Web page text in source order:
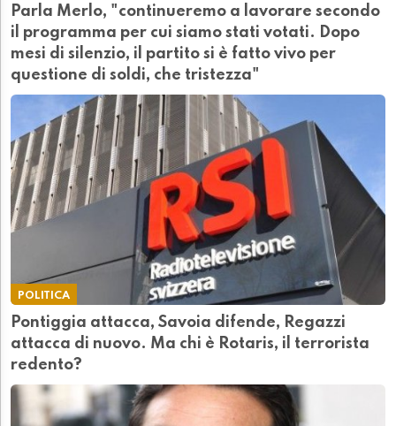
Parla Merlo, "continueremo a lavorare secondo
il programma per cui siamo stati votati. Dopo
mesi di silenzio, il partito si è fatto vivo per
questione di soldi, che tristezza"
POLITICA
Pontiggia attacca, Savoia difende, Regazzi
attacca di nuovo. Ma chi è Rotaris, il terrorista
redento?